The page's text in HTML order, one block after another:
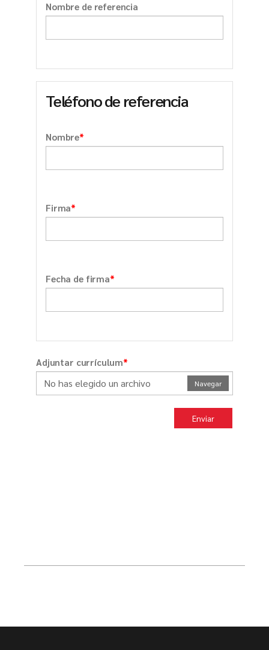
Nombre de referencia
Teléfono de referencia
Nombre*
Firma*
Fecha de firma*
Adjuntar currículum*
No has elegido un archivo
Navegar
Enviar